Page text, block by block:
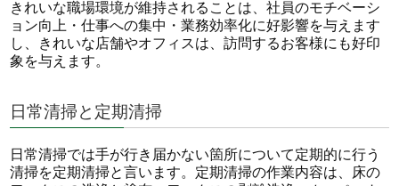
きれいな職場環境が維持されることは、社員のモチベーシ
ョン向上・仕事への集中・業務効率化に好影響を与えます
し、きれいな店舗やオフィスは、訪問するお客様にも好印
象を与えます。
日常清掃と定期清掃
日常清掃では手が行き届かない箇所について定期的に行う
清掃を定期清掃と言います。定期清掃の作業内容は、床の